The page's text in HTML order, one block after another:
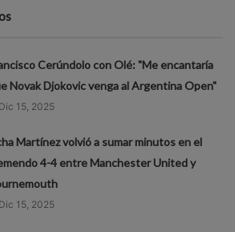
Cerúndolo con Olé: "Me encantaría
Novak Djokovic venga al Argentina Open"
Dic 15, 2025
Martínez volvió a sumar minutos en el
4-4 entre Manchester United y
Dic 15, 2025